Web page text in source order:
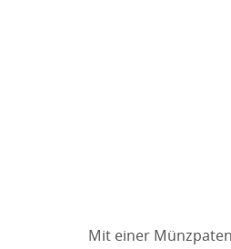
Mit einer